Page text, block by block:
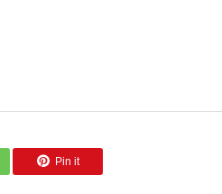
Pin it